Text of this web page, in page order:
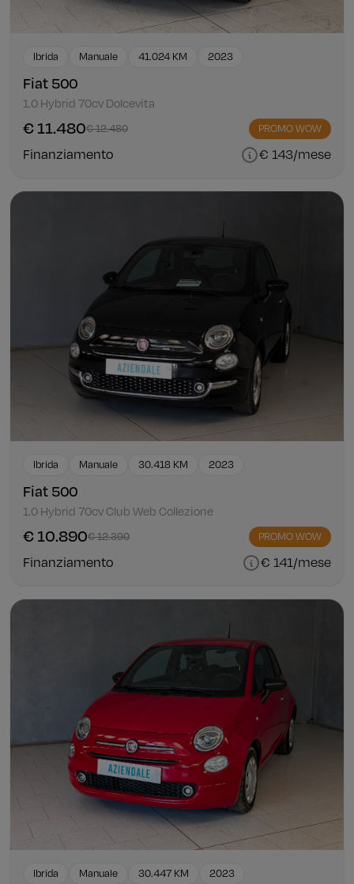
Ibrida Manuale 41.024 KM 2023
Fiat 500
1.0 Hybrid 70cv Dolcevita
€ 11.480€ 12.480 PROMO WOW
Finanziamento € 143/mese
Ibrida Manuale 30.418 KM 2023
Fiat 500
1.0 Hybrid 70cv Club Web Collezione
€ 10.890€ 12.390 PROMO WOW
Finanziamento € 141/mese
Ibrida Manuale 30.447 KM 2023